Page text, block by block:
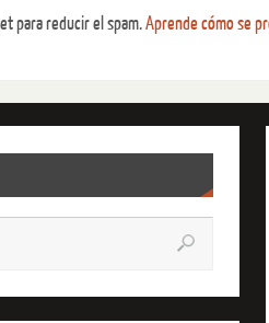
para reducir el spam.Aprende cómo se